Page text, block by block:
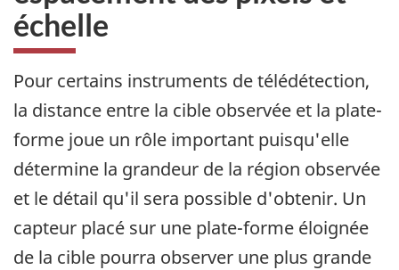
échelle
Pour certains instruments de télédétection,
la distance entre la cible observée et la plate-
forme joue un rôle important puisqu'elle
détermine la grandeur de la région observée
et le détail qu'il sera possible d'obtenir. Un
capteur placé sur une plate-forme éloignée
de la cible pourra observer une plus grande